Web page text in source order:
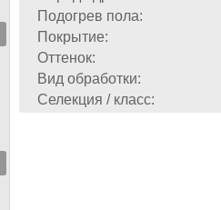
Подогрев пола:
Покрытие:
Оттенок:
Вид обработки:
Селекция / класс: